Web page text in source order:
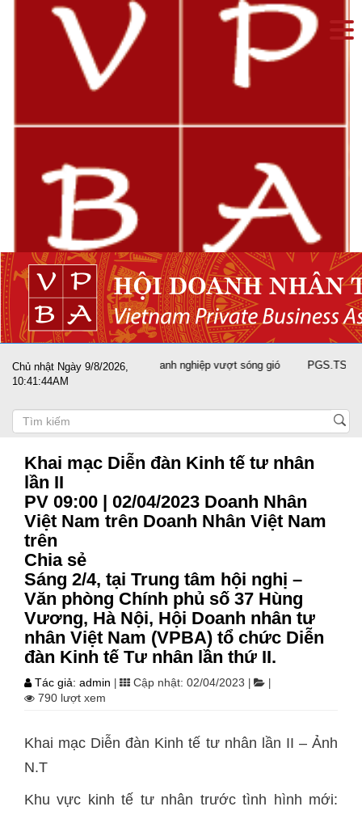
Chủ nhật Ngày 9/8/2026,
10:41:45AM
Đất nước sát cánh cùng doanh nghiệp vượt sóng gió PGS.TS
Khai mạc Diễn đàn Kinh tế tư nhân
lần II
PV 09:00 | 02/04/2023 Doanh Nhân
Việt Nam trên Doanh Nhân Việt Nam
trên
Chia sẻ
Sáng 2/4, tại Trung tâm hội nghị –
Văn phòng Chính phủ số 37 Hùng
Vương, Hà Nội, Hội Doanh nhân tư
nhân Việt Nam (VPBA) tổ chức Diễn
đàn Kinh tế Tư nhân lần thứ II.
Tác giả: admin Cập nhật: 02/04/2023
790 lượt xem
Khai mạc Diễn đàn Kinh tế tư nhân lần II – Ảnh
N.T
Khu vực kinh tế tư nhân trước tình hình mới: